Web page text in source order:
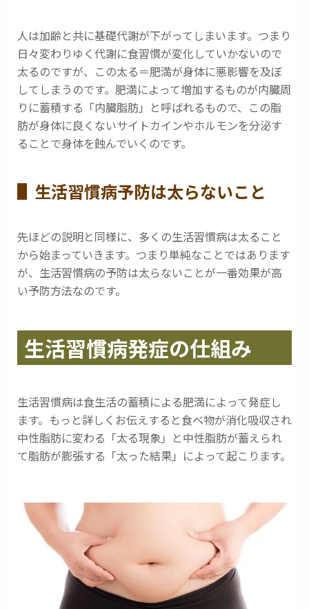
人は加齢と共に基礎代謝が下がってしまいます。つまり
日々変わりゆく代謝に食習慣が変化していかないので
太るのですが、この太る＝肥満が身体に悪影響を及ぼ
してしまうのです。肥満によって増加するものが内臓周
りに蓄積する「内臓脂肪」と呼ばれるもので、この脂
肪が身体に良くないサイトカインやホルモンを分泌す
ることで身体を蝕んでいくのです。
生活習慣病予防は太らないこと
先ほどの説明と同様に、多くの生活習慣病は太ること
から始まっていきます。つまり単純なことではあります
が、生活習慣病の予防は太らないことが一番効果が高
い予防方法なのです。
生活習慣病発症の仕組み
生活習慣病は食生活の蓄積による肥満によって発症し
ます。もっと詳しくお伝えすると食べ物が消化吸収され
中性脂肪に変わる「太る現象」と中性脂肪が蓄えられ
て脂肪が膨張する「太った結果」によって起こります。